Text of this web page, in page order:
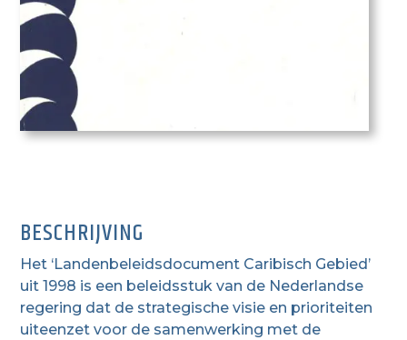
BESCHRIJVING
Het ‘Landenbeleidsdocument Caribisch Gebied’
uit 1998 is een beleidsstuk van de Nederlandse
regering dat de strategische visie en prioriteiten
uiteenzet voor de samenwerking met de